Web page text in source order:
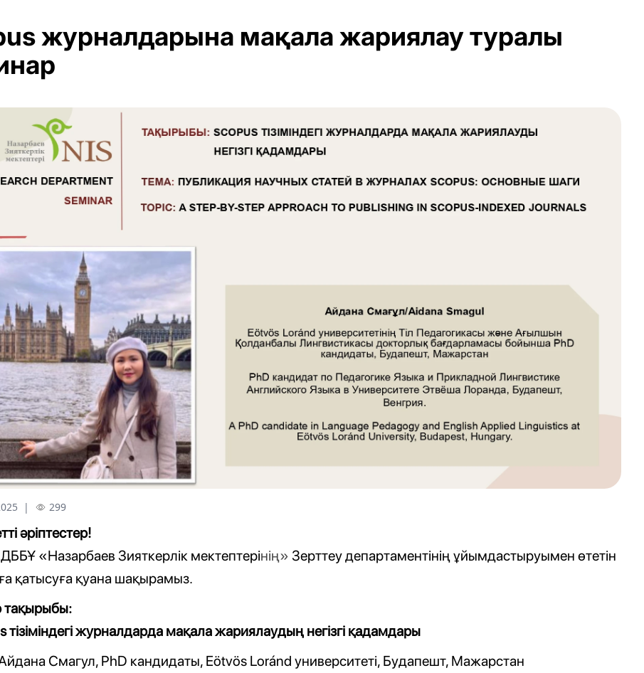
журналдарына мақала жариялау туралы
| 299
әріптестер!
ДББҰ «Назарбаев Зияткерлік мектептерінің» Зерттеу департаментініңұйымдастыруымен өтетін
қатысуға қуана шақырамыз.
тақырыбы:
тізіміндегі журналдарда мақала жариялаудың негізгі қадамдары
Смагул, PhD кандидаты, Eötvös Loránd университеті, Будапешт, Мажарстан